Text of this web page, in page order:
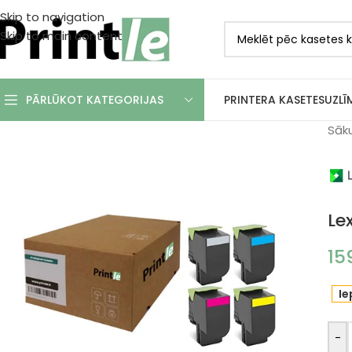
Skip to navigation
Skip to main content
PĀRLŪKOT KATEGORIJAS PRINTERA KASETES
-